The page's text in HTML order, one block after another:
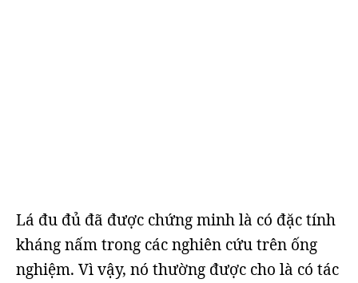
Lá đu đủ đã được chứng minh là có đặc tính
kháng nấm trong các nghiên cứu trên ống
nghiệm. Vì vậy, nó thường được cho là có tác